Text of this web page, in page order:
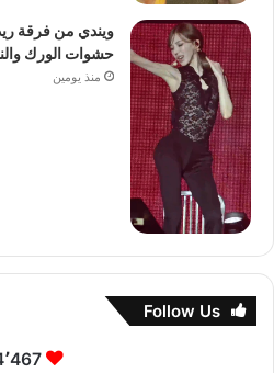
ويندي من فرقة
حشوات الورك
منذ يومين
Follow Us